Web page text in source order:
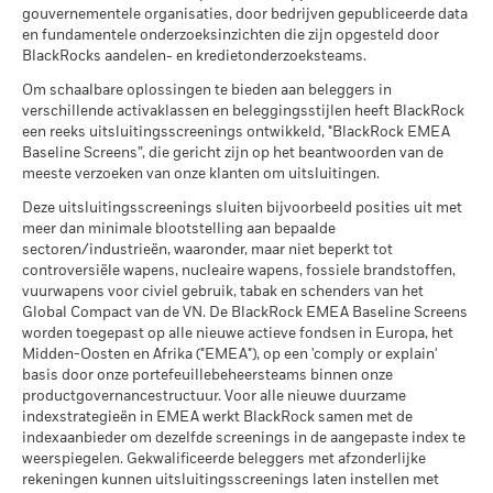
verleden.In het verleden behaalde resultaten vormen geen
betrouwbare indicator voor toekomstige resultaten. Markten
kunnen zich in de toekomst heel anders ontwikkelen. Het kan
werd beheerd
De prestaties worden weergegeven op basis van de netto-
inventariswaarde (NIW), waarbij de bruto-inkomsten, indien
van toepassing, worden herbelegd. Het rendement van uw
valutaschommelingen als uw belegging wordt gedaan in een
andere valuta dan die gebruikt in de berekening van de
prestaties in het verleden. Bron: Blackrock
Ongunstig
Wat u kunt terugkrijgen na aftrek van
Gemiddeld rendement per jaar
Gematigd
Wat u kunt terugkrijgen na aftrek van
Gemiddeld rendement per jaar
Gunstig
Wat u kunt terugkrijgen na aftrek van
Het stressscenario laat zien wat u zou kunnen terugkrijgen in
extreme marktomstandigheden.
MSCI ESG-kwaliteitsscore (0-
10)
7,12
Wereldwijde classificatie van
fondsen door Lipper
per 17/jul/2026
Mixed Asset USD Flexible -
MSCI Gewogen Gemiddelde
Koolstofintensiteit (ton CO2-
per 17/jul/2026
87,16
MSCI ESG % Dekking
per 17/jul/2026
MSCI ESG-kwaliteitsscore –
Percentiel peer
per 17/jul/2026
Fondsen in peergroup
per 17/jul/2026
MSCI Gewogen Gemiddelde
Koolstofintensiteit % Dekking
per 17/jul/2026
85,12
civiel gebruik
per 30/jun/2026
per 30/jun/2026
MSCI – Overtreders van
Global Compact van de VN
per 30/jun/2026
0,00%
MSCI – Ketelkool
per 30/jun/2026
0,00%
MSCI – Oliezand
per 30/jun/2026
Betrokkenheid van
bedrijfsleven Dekking
per 30/jun/2026
Percentage niet-gedekt
Fonds
per 30/jun/2026
8,09%
gouvernementele organisaties, door bedrijven gepubliceerde data
en fundamentele onderzoeksinzichten die zijn opgesteld door
BlackRocks aandelen- en kredietonderzoeksteams.
Om schaalbare oplossingen te bieden aan beleggers in
verschillende activaklassen en beleggingsstijlen heeft BlackRock
een reeks uitsluitingsscreenings ontwikkeld, "BlackRock EMEA
Baseline Screens”, die gericht zijn op het beantwoorden van de
meeste verzoeken van onze klanten om uitsluitingen.
Deze uitsluitingsscreenings sluiten bijvoorbeeld posities uit met
meer dan minimale blootstelling aan bepaalde
sectoren/industrieën, waaronder, maar niet beperkt tot
controversiële wapens, nucleaire wapens, fossiele brandstoffen,
vuurwapens voor civiel gebruik, tabak en schenders van het
Global Compact van de VN. De BlackRock EMEA Baseline Screens
worden toegepast op alle nieuwe actieve fondsen in Europa, het
Midden-Oosten en Afrika ("EMEA"), op een 'comply or explain'
basis door onze portefeuillebeheersteams binnen onze
productgovernancestructuur. Voor alle nieuwe duurzame
indexstrategieën in EMEA werkt BlackRock samen met de
indexaanbieder om dezelfde screenings in de aangepaste index te
weerspiegelen. Gekwalificeerde beleggers met afzonderlijke
rekeningen kunnen uitsluitingsscreenings laten instellen met